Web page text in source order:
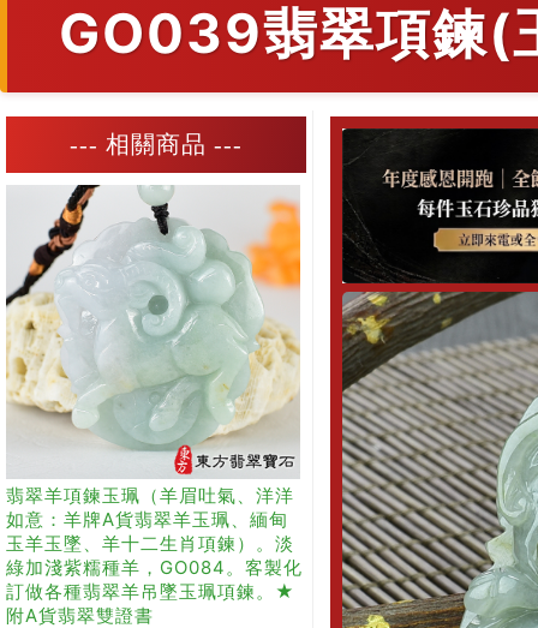
GO039翡翠項鍊(
--- 相關商品 ---
翡翠羊項鍊玉珮（羊眉吐氣、洋洋
如意：羊牌A貨翡翠羊玉珮、緬甸
玉羊玉墜、羊十二生肖項鍊）。淡
綠加淺紫糯種羊，GO084。客製化
訂做各種翡翠羊吊墜玉珮項鍊。★
附A貨翡翠雙證書